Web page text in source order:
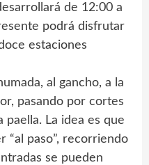
de 12:00 a
podrá disfrutar
estaciones
al gancho, a la
pasando por cortes
La idea es que
“al paso”, recorriendo
se pueden